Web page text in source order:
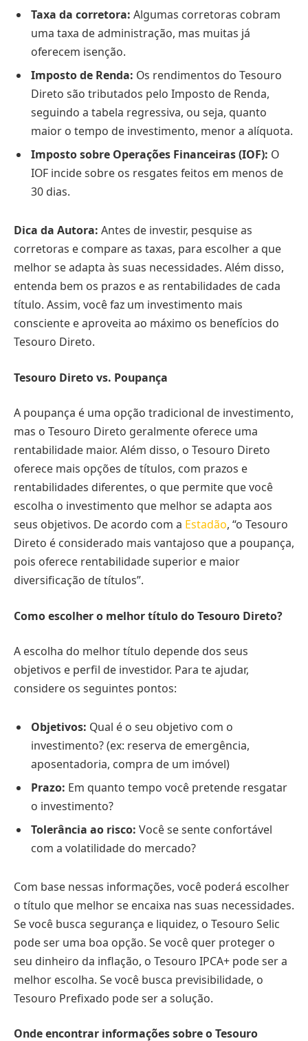
Taxa da corretora: Algumas corretoras cobram
uma taxa de administração, mas muitas já
oferecem isenção.
Imposto de Renda: Os rendimentos do Tesouro
Direto são tributados pelo Imposto de Renda,
seguindo a tabela regressiva, ou seja, quanto
maior o tempo de investimento, menor a alíquota.
Imposto sobre Operações Financeiras (IOF): O
IOF incide sobre os resgates feitos em menos de
30 dias.
Dica da Autora: Antes de investir, pesquise as
corretoras e compare as taxas, para escolher a que
melhor se adapta às suas necessidades. Além disso,
entenda bem os prazos e as rentabilidades de cada
título. Assim, você faz um investimento mais
consciente e aproveita ao máximo os benefícios do
Tesouro Direto.
Tesouro Direto vs. Poupança
A poupança é uma opção tradicional de investimento,
mas o Tesouro Direto geralmente oferece uma
rentabilidade maior. Além disso, o Tesouro Direto
oferece mais opções de títulos, com prazos e
rentabilidades diferentes, o que permite que você
escolha o investimento que melhor se adapta aos
seus objetivos. De acordo com a Estadão, “o Tesouro
Direto é considerado mais vantajoso que a poupança,
pois oferece rentabilidade superior e maior
diversificação de títulos”.
Como escolher o melhor título do Tesouro Direto?
A escolha do melhor título depende dos seus
objetivos e perfil de investidor. Para te ajudar,
considere os seguintes pontos:
Objetivos: Qual é o seu objetivo com o
investimento? (ex: reserva de emergência,
aposentadoria, compra de um imóvel)
Prazo: Em quanto tempo você pretende resgatar
o investimento?
Tolerância ao risco: Você se sente confortável
com a volatilidade do mercado?
Com base nessas informações, você poderá escolher
o título que melhor se encaixa nas suas necessidades.
Se você busca segurança e liquidez, o Tesouro Selic
pode ser uma boa opção. Se você quer proteger o
seu dinheiro da inflação, o Tesouro IPCA+ pode ser a
melhor escolha. Se você busca previsibilidade, o
Tesouro Prefixado pode ser a solução.
Onde encontrar informações sobre o Tesouro